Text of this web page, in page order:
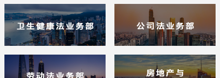
霜”在成立之初就已引起广泛关注，并
享实力雄厚之先机。